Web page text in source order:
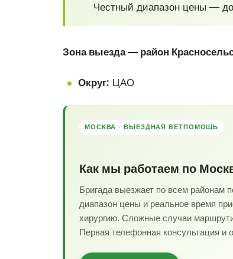
Честный диапазон цены —
Зона выезда — район
Округ: ЦАО
МОСКВА · ВЫЕЗДНАЯ ВЕТПОМОЩЬ
Как мы работаем по
Бригада выезжает по всем
диапазон цены и реальное время
хирургию. Сложные случаи
Первая телефонная консультация